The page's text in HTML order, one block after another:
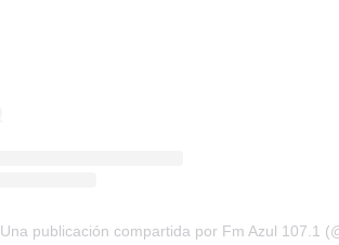
Una publicación compartida por Fm Azul 107.1